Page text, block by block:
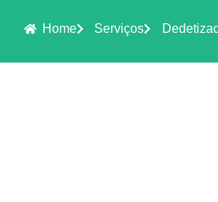
Home Serviços